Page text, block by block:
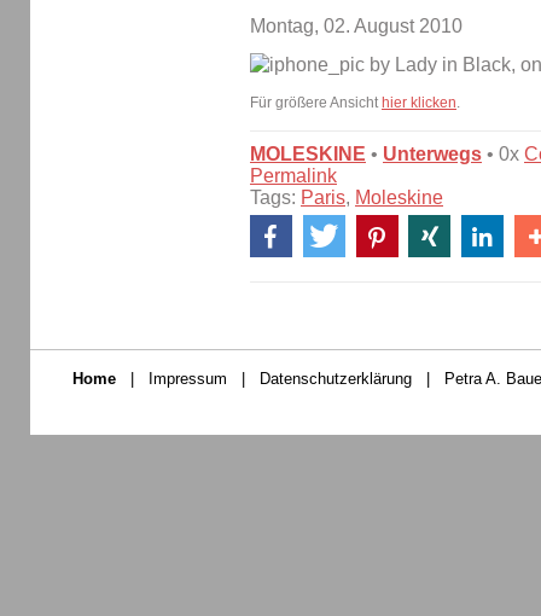
Montag, 02. August 2010
Für größere Ansicht hier klicken
MOLESKINE • Unterwegs • 0x
Permalink
Tags: Paris, Moleskine
Home | Impressum | Datenschutzerklärung | Petra A.